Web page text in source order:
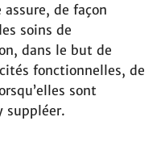
de façon
soins de
dans le but de
fonctionnelles, de
sont
suppléer.